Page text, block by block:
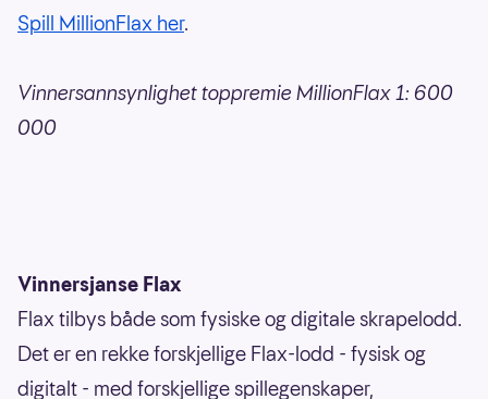
Spill MillionFlax her.
Vinnersannsynlighet toppremie MillionFlax 1: 600
000
Vinnersjanse Flax
Flax tilbys både som fysiske og digitale skrapelodd.
Det er en rekke forskjellige Flax-lodd - fysisk og
digitalt - med forskjellige spillegenskaper,